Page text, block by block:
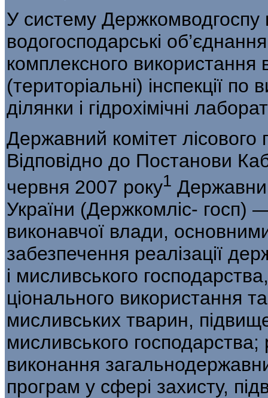
У систему Держкомводгоспу
водогосподарські
комплексного використання
(територіальні) інспекції
ділянки і гідрохімічні
Державний комітет лісового
Відповідно до Постанови
червня 2007 року1
України (Держкомліс- госп)
виконавчої влади,
забезпечення реалізації
і мисливського
ціонального використання
мислив­ських тварин,
мисливського господарства;
виконання
програм у сфері захисту,